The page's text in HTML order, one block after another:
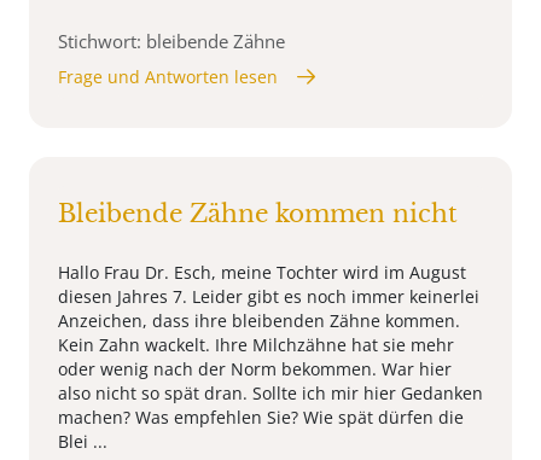
Stichwort: bleibende Zähne
Frage und Antworten lesen
Bleibende Zähne kommen nicht
Hallo Frau Dr. Esch, meine Tochter wird im August
diesen Jahres 7. Leider gibt es noch immer keinerlei
Anzeichen, dass ihre bleibenden Zähne kommen.
Kein Zahn wackelt. Ihre Milchzähne hat sie mehr
oder wenig nach der Norm bekommen. War hier
also nicht so spät dran. Sollte ich mir hier Gedanken
machen? Was empfehlen Sie? Wie spät dürfen die
Blei ...